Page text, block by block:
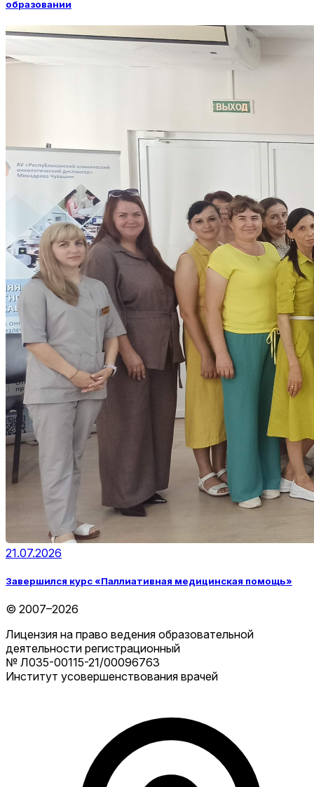
образовании
21.07.2026
Завершился курс «Паллиативная медицинская помощь»
© 2007–2026
Лицензия на право ведения образовательной
деятельности регистрационный
№ Л035-00115-21/00096763
Институт усовершенствования врачей